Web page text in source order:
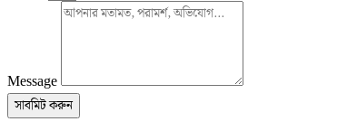
Message
সাবমিট করুন